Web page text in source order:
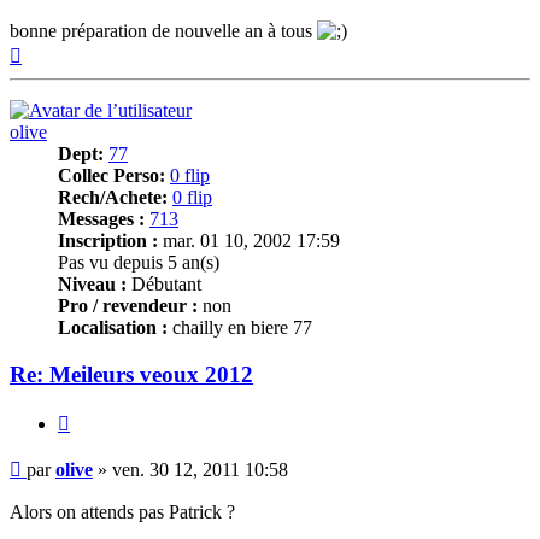
bonne préparation de nouvelle an à tous
olive
Dept: 77
Collec Perso: 0 flip
Rech/Achete: 0 flip
Messages : 713
Inscription : mar. 01 10, 2002 17:59
Pas vu depuis 5 an(s)
Niveau : Débutant
Pro / revendeur : non
Localisation : chailly en biere 77
Re: Meileurs veoux 2012
Message
parolive » ven. 30 12, 2011 10:58
Alors on attends pas Patrick ?